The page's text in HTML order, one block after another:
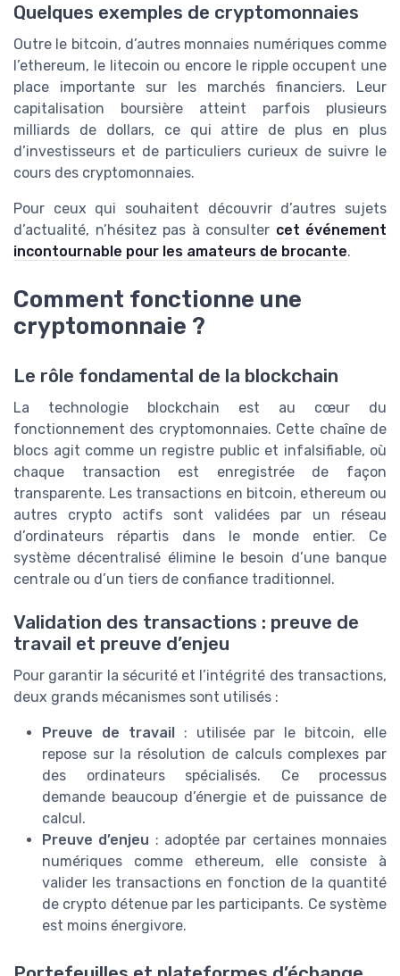
Quelques exemples de cryptomonnaies
Outre le bitcoin, d’autres monnaies numériques comme
l’ethereum, le litecoin ou encore le ripple occupent une
place importante sur les marchés financiers. Leur
capitalisation boursière atteint parfois plusieurs
milliards de dollars, ce qui attire de plus en plus
d’investisseurs et de particuliers curieux de suivre le
cours des cryptomonnaies.
Pour ceux qui souhaitent découvrir d’autres sujets
d’actualité, n’hésitez pas à consulter cet événement
incontournable pour les amateurs de brocante.
Comment fonctionne une
cryptomonnaie ?
Le rôle fondamental de la blockchain
La technologie blockchain est au cœur du
fonctionnement des cryptomonnaies. Cette chaîne de
blocs agit comme un registre public et infalsifiable, où
chaque transaction est enregistrée de façon
transparente. Les transactions en bitcoin, ethereum ou
autres crypto actifs sont validées par un réseau
d’ordinateurs répartis dans le monde entier. Ce
système décentralisé élimine le besoin d’une banque
centrale ou d’un tiers de confiance traditionnel.
Validation des transactions : preuve de
travail et preuve d’enjeu
Pour garantir la sécurité et l’intégrité des transactions,
deux grands mécanismes sont utilisés :
Preuve de travail
: utilisée par le bitcoin, elle
repose sur la résolution de calculs complexes par
des ordinateurs spécialisés. Ce processus
demande beaucoup d’énergie et de puissance de
calcul.
Preuve d’enjeu : adoptée par certaines monnaies
numériques comme ethereum, elle consiste à
valider les transactions en fonction de la quantité
de crypto détenue par les participants. Ce système
est moins énergivore.